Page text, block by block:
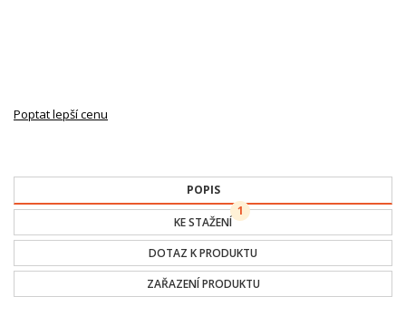
Poptat lepší cenu
POPIS
KE STAŽENÍ
1
DOTAZ K PRODUKTU
ZAŘAZENÍ PRODUKTU